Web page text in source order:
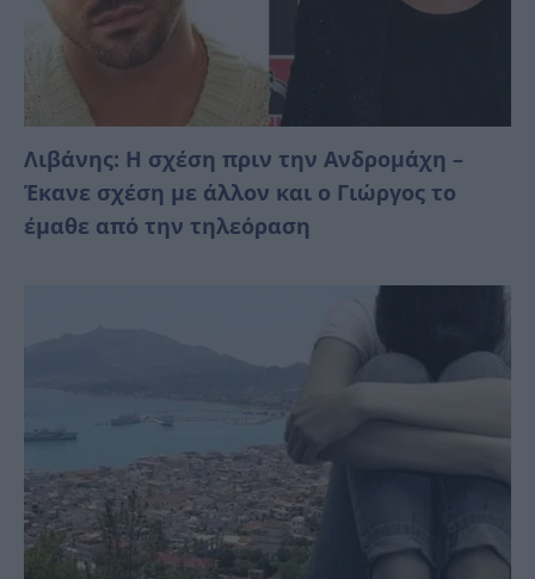
Λιβάνης: Η σχέση πριν την Ανδρομάχη –
Έκανε σχέση με άλλον και ο Γιώργος το
έμαθε από την τηλεόραση